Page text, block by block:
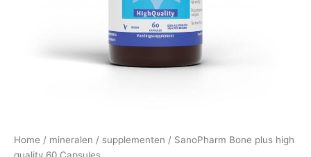
Home / mineralen / supplementen / SanoPharm Bone plus high
quality 60 Capsules